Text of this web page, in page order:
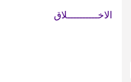
الاخــــــــــلاق